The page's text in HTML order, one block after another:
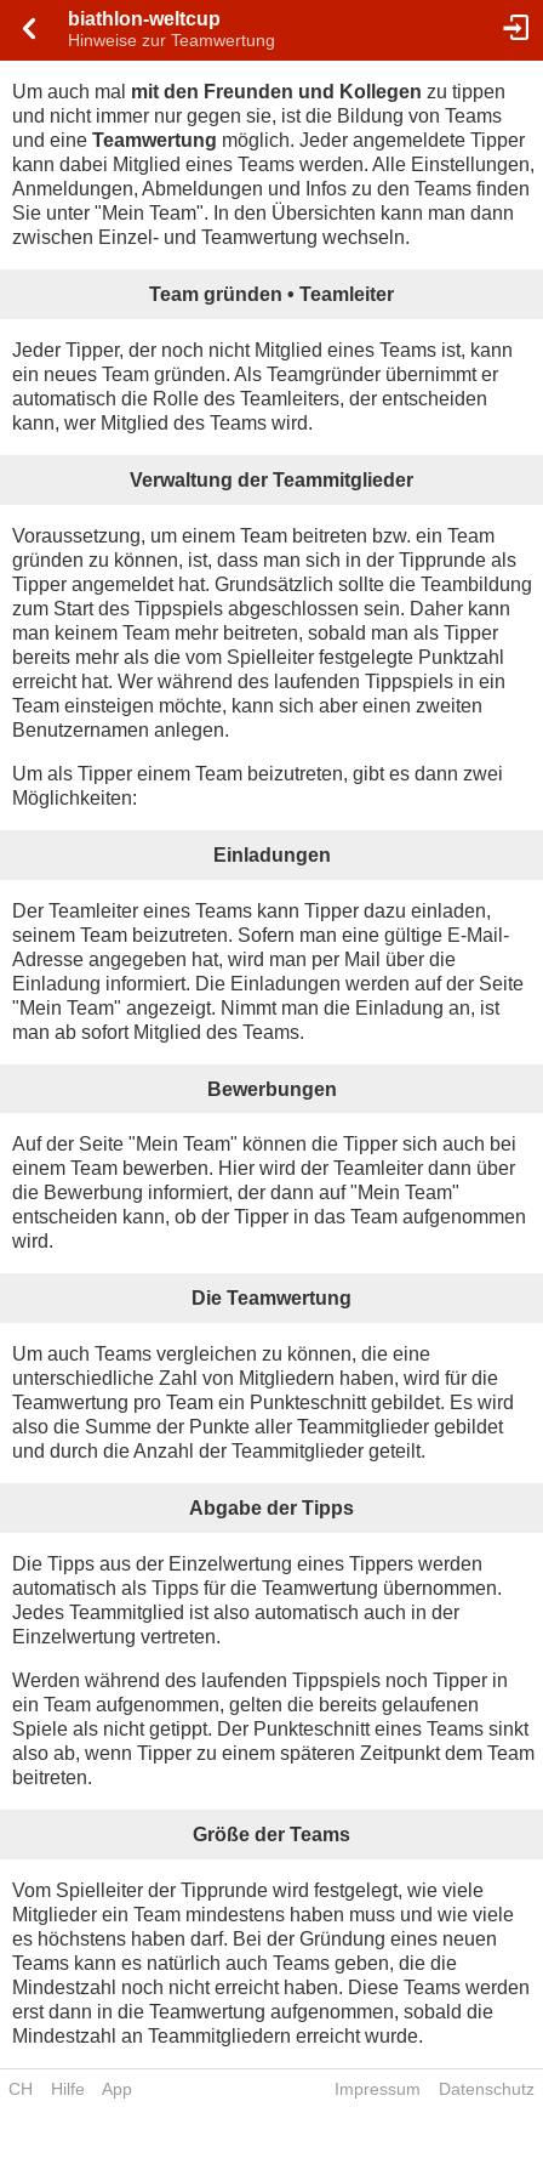
biathlon-weltcup
Hinweise zur Teamwertung
Um auch mal mit den Freunden und Kollegen zu tippen
und nicht immer nur gegen sie, ist die Bildung von Teams
und eine Teamwertung möglich. Jeder angemeldete Tipper
kann dabei Mitglied eines Teams werden. Alle Einstellungen,
Anmeldungen, Abmeldungen und Infos zu den Teams finden
Sie unter "Mein Team". In den Übersichten kann man dann
zwischen Einzel- und Teamwertung wechseln.
Team gründen • Teamleiter
Jeder Tipper, der noch nicht Mitglied eines Teams ist, kann
ein neues Team gründen. Als Teamgründer übernimmt er
automatisch die Rolle des Teamleiters, der entscheiden
kann, wer Mitglied des Teams wird.
Verwaltung der Teammitglieder
Voraussetzung, um einem Team beitreten bzw. ein Team
gründen zu können, ist, dass man sich in der Tipprunde als
Tipper angemeldet hat. Grundsätzlich sollte die Teambildung
zum Start des Tippspiels abgeschlossen sein. Daher kann
man keinem Team mehr beitreten, sobald man als Tipper
bereits mehr als die vom Spielleiter festgelegte Punktzahl
erreicht hat. Wer während des laufenden Tippspiels in ein
Team einsteigen möchte, kann sich aber einen zweiten
Benutzernamen anlegen.
Um als Tipper einem Team beizutreten, gibt es dann zwei
Möglichkeiten:
Einladungen
Der Teamleiter eines Teams kann Tipper dazu einladen,
seinem Team beizutreten. Sofern man eine gültige E-Mail-
Adresse angegeben hat, wird man per Mail über die
Einladung informiert. Die Einladungen werden auf der Seite
"Mein Team" angezeigt. Nimmt man die Einladung an, ist
man ab sofort Mitglied des Teams.
Bewerbungen
Auf der Seite "Mein Team" können die Tipper sich auch bei
einem Team bewerben. Hier wird der Teamleiter dann über
die Bewerbung informiert, der dann auf "Mein Team"
entscheiden kann, ob der Tipper in das Team aufgenommen
wird.
Die Teamwertung
Um auch Teams vergleichen zu können, die eine
unterschiedliche Zahl von Mitgliedern haben, wird für die
Teamwertung pro Team ein Punkteschnitt gebildet. Es wird
also die Summe der Punkte aller Teammitglieder gebildet
und durch die Anzahl der Teammitglieder geteilt.
Abgabe der Tipps
Die Tipps aus der Einzelwertung eines Tippers werden
automatisch als Tipps für die Teamwertung übernommen.
Jedes Teammitglied ist also automatisch auch in der
Einzelwertung vertreten.
Werden während des laufenden Tippspiels noch Tipper in
ein Team aufgenommen, gelten die bereits gelaufenen
Spiele als nicht getippt. Der Punkteschnitt eines Teams sinkt
also ab, wenn Tipper zu einem späteren Zeitpunkt dem Team
beitreten.
Größe der Teams
Vom Spielleiter der Tipprunde wird festgelegt, wie viele
Mitglieder ein Team mindestens haben muss und wie viele
es höchstens haben darf. Bei der Gründung eines neuen
Teams kann es natürlich auch Teams geben, die die
Mindestzahl noch nicht erreicht haben. Diese Teams werden
erst dann in die Teamwertung aufgenommen, sobald die
Mindestzahl an Teammitgliedern erreicht wurde.
CH Hilfe App Impressum Datenschutz